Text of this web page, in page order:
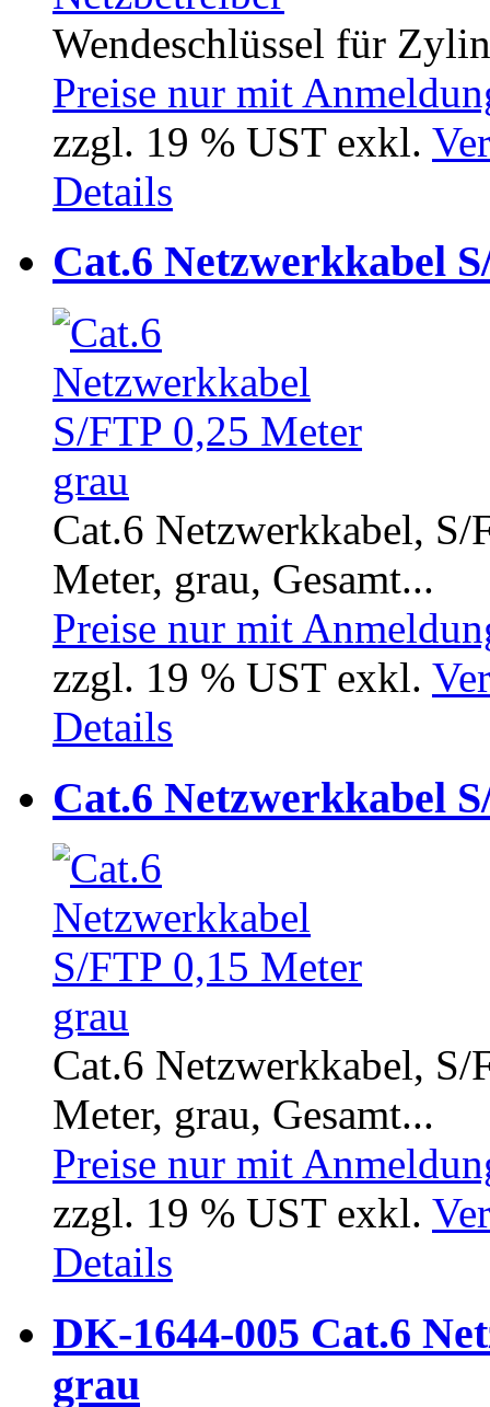
Wendeschlüssel für
Preise nur mit
zzgl. 19 % UST exkl.
Details
Cat.6 Netzwerkkabel
Cat.6 Netzwerkkabel,
Meter, grau, Gesamt...
Preise nur mit
zzgl. 19 % UST exkl.
Details
Cat.6 Netzwerkkabel
Cat.6 Netzwerkkabel,
Meter, grau, Gesamt...
Preise nur mit
zzgl. 19 % UST exkl.
Details
DK-1644-005 Cat.6
grau